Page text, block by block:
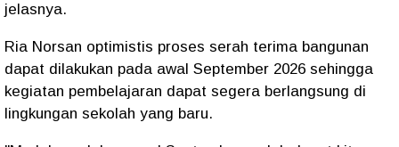
jelasnya.
Ria Norsan optimistis proses serah terima bangunan
dapat dilakukan pada awal September 2026 sehingga
kegiatan pembelajaran dapat segera berlangsung di
lingkungan sekolah yang baru.